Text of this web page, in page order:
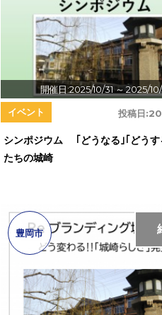
開催日:2025/10/31～ 2025/10/
投稿日:
イベント
シンポジウム ｢どうなる｣｢どうす
たちの城崎
豊岡市